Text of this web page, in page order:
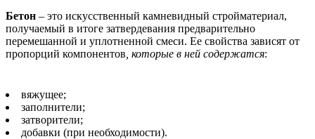
Бетон – это искусственный камневидный стройматериал,
получаемый в итоге затвердевания предварительно
перемешанной и уплотненной смеси. Ее свойства зависят от
пропорций компонентов , которые в ней содержатся:
вяжущее;
заполнители;
затворители;
добавки (при необходимости).